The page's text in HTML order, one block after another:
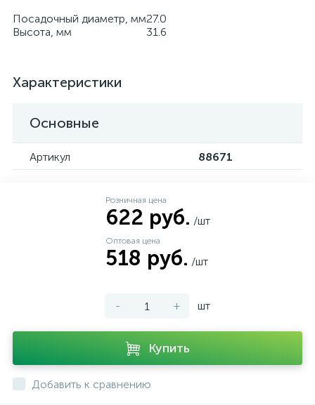
Посадочный диаметр, мм27.0
Высота, мм
31.6
Характеристики
Основные
Артикул 88671
Розничная цена
622 руб. /шт
Оптовая цена
518 руб. /шт
- + шт
Купить
Добавить к сравнению